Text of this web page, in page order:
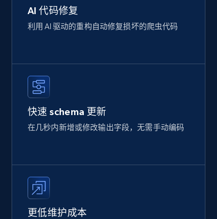
AI 代码修复
利用 AI 驱动的重构自动修复损坏的爬虫代码
快速 schema 更新
在几秒内新增或修改输出字段，无需手动编码
更低维护成本